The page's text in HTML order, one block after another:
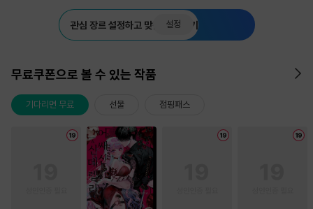
관심 장르 설정하고 맞춤 추천 받기
설정
무료쿠폰으로 볼 수 있는 작품
기다리면 무료 선물 점핑패스